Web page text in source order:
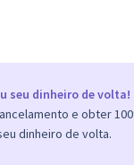
seu dinheiro de volta!
e obter
dinheiro de volta.